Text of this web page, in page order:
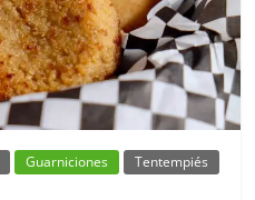
Guarniciones
Tentempiés